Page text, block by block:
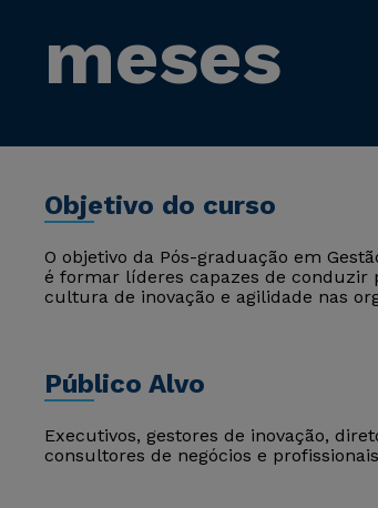
meses
Objetivo do curso
O objetivo da Pós-graduação em
é formar líderes capazes de
cultura de inovação e agilidade nas
Público Alvo
Executivos, gestores de inovação,
consultores de negócios e